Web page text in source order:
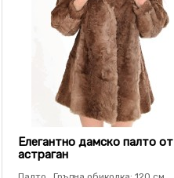
Елегантно дамско палто от
астраган